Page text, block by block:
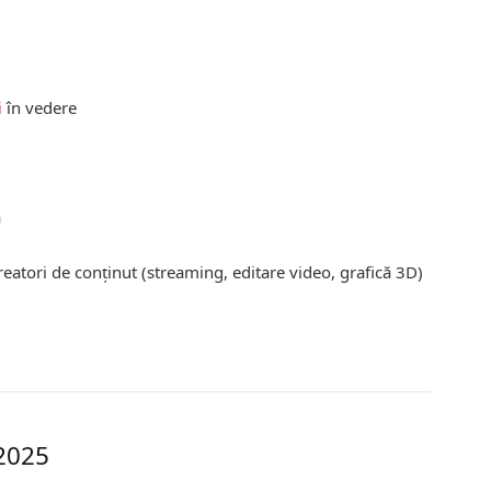
în vedere
de conținut (streaming, editare video, grafică 3D)